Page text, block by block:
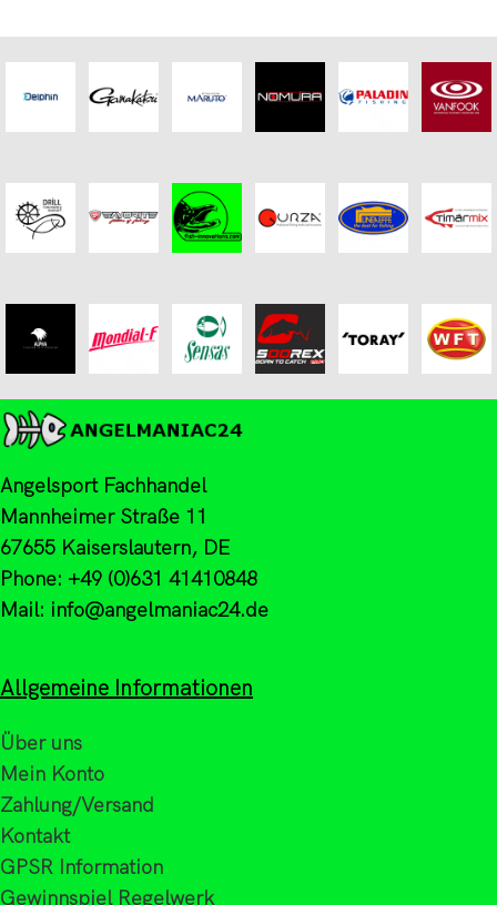
Angelsport Fachhandel
Mannheimer Straße 11
67655 Kaiserslautern, DE
Phone: +49 (0)631 41410848
Mail: info@angelmaniac24.de
Allgemeine Informationen
Über uns
Mein Konto
Zahlung/Versand
Kontakt
GPSR Information
Gewinnspiel Regelwerk